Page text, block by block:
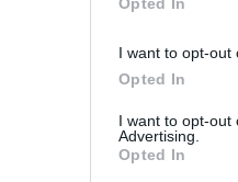
I want to opt-out
Opted In
I want to opt-out
Advertising.
Opted In